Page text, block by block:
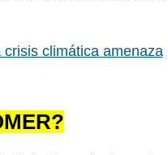
climática amenaza